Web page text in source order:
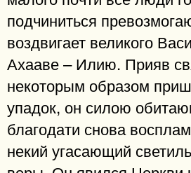
подчиниться
воздвигает великого
Ахааве – Илию. Прияв
некоторым образом
упадок, он силою
благодати снова
некий угасающий